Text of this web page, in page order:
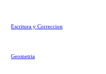
Escritura y Correccion
Geometria